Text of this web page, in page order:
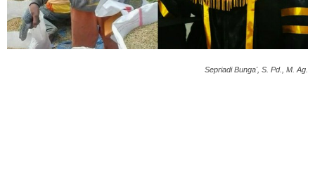
Sepriadi Bunga', S. Pd., M. Ag.